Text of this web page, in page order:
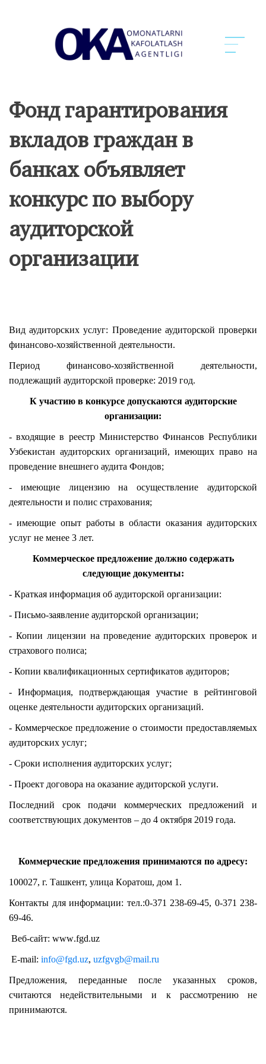
Фонд гарантирования
вкладов граждан в
банках объявляет
конкурс по выбору
аудиторской
организации
Вид аудиторских услуг: Проведение аудиторской проверки
финансово-хозяйственной деятельности.
Период финансово-хозяйственной деятельности,
подлежащий аудиторской проверке: 2019 год.
К участию в конкурсе допускаются аудиторские
организации:
- входящие в реестр Министерство Финансов Республики
Узбекистан аудиторских организаций, имеющих право на
проведение внешнего аудита Фондов;
- имеющие лицензию на осуществление аудиторской
деятельности и полис страхования;
- имеющие опыт работы в области оказания аудиторских
услуг не менее 3 лет.
Коммерческое предложение должно содержать
следующие документы:
- Краткая информация об аудиторской организации:
- Письмо-заявление аудиторской организации;
- Копии лицензии на проведение аудиторских проверок и
страхового полиса;
- Копии квалификационных сертификатов аудиторов;
-Информация, подтверждающая участие в рейтинговой
оценке деятельности аудиторских организаций.
- Коммерческое предложение о стоимости предоставляемых
аудиторских услуг;
- Сроки исполнения аудиторских услуг;
- Проект договора на оказание аудиторской услуги.
Последний срок подачи коммерческих предложений и
соответствующих документов – до 4 октября 2019 года.
Коммерческие предложения принимаются по адресу:
100027, г. Ташкент, улица Коратош, дом 1.
Контакты для информации: тел.:0-371 238-69-45, 0-371 238-
69-46.
Веб-сайт: www.fgd.uz
E-mail: info@fgd.uz, uzfgvgb@mail.ru
Предложения, переданные после указанных сроков,
считаются недействительными и к рассмотрению не
принимаются.